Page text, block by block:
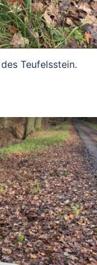
Teufelsstein.